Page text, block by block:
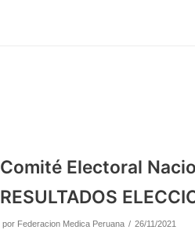
Comité Electoral
RESULTADOS
por Federacion Medica Peruana 26/11/2021